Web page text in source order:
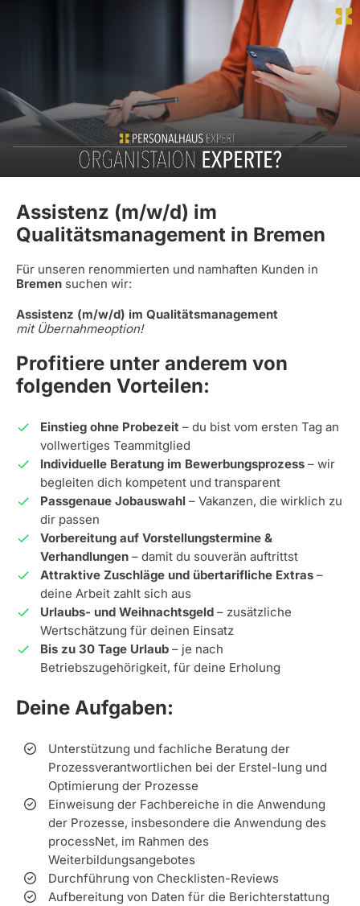
Assistenz (m/w/d) im
Qualitätsmanagement in Bremen
Für unseren renommierten und namhaften Kunden in
Bremen suchen wir:
Assistenz (m/w/d) im Qualitätsmanagement
mit Übernahmeoption!
Profitiere unter anderem von
folgenden Vorteilen:
Einstieg ohne Probezeit – du bist vom ersten Tag an
vollwertiges Teammitglied
Individuelle Beratung im Bewerbungsprozess – wir
begleiten dich kompetent und transparent
Passgenaue Jobauswahl – Vakanzen, die wirklich zu
dir passen
Vorbereitung auf Vorstellungstermine &
Verhandlungen – damit du souverän auftrittst
Attraktive Zuschläge und übertarifliche Extras –
deine Arbeit zahlt sich aus
Urlaubs- und Weihnachtsgeld – zusätzliche
Wertschätzung für deinen Einsatz
Bis zu 30 Tage Urlaub – je nach
Betriebszugehörigkeit, für deine Erholung
Deine Aufgaben:
Unterstützung und fachliche Beratung der
Prozessverantwortlichen bei der Erstel-lung und
Optimierung der Prozesse
Einweisung der Fachbereiche in die Anwendung
der Prozesse, insbesondere die Anwendung des
processNet, im Rahmen des
Weiterbildungsangebotes
Durchführung von Checklisten-Reviews
Aufbereitung von Daten für die Berichterstattung